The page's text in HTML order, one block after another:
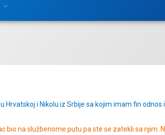
i Nikolu iz Srbije sa kojim imam fin
bio na službenome putu pa ste se zatekli sa njim.